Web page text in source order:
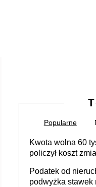
Popularne
Kwota wolna 60
policzył koszt
Podatek od
podwyżka stawek